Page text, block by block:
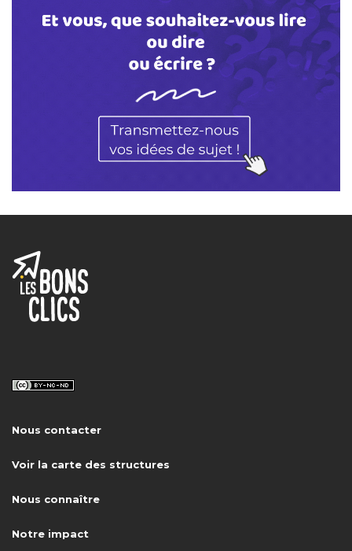
Nous contacter
Voir la carte des structures
Nous connaître
Notre impact